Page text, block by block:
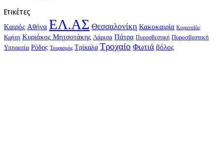
Ετικέτες
Kαιρός Αθήνα ΕΛ.ΑΣ Θεσσαλονίκη Κακοκαιρία Κορονοϊός
Κρήτη Κυριάκος Μητσοτάκης Λάρισα Πάτρα Πυροσβεστική Πυροσβεστική
Υπηρεσία Ρόδος Τουρισμός Τρίκαλα Τροχαίο Φωτιά βόλος